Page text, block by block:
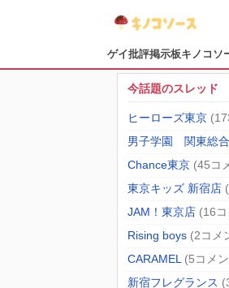
ゲイ批評掲示板キノコソ
今話題のスレッド
ヒーローズ東京
男子学園 関東総
Chance東京 (45コ
東京キッズ 新宿店
JAM！東京店 (16
Rising boys (2コメ
CARAMEL (5コメ
新宿フレグランス